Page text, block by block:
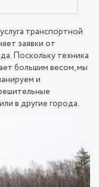
транспортной
заявки от
Поскольку техника
большим весом, мы
и
в другие города.